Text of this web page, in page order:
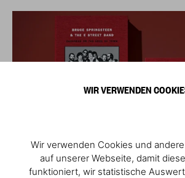
WIR VERWENDEN
Wir verwenden Cookies und
auf unserer Webseite, damit
funktioniert, wir statistische